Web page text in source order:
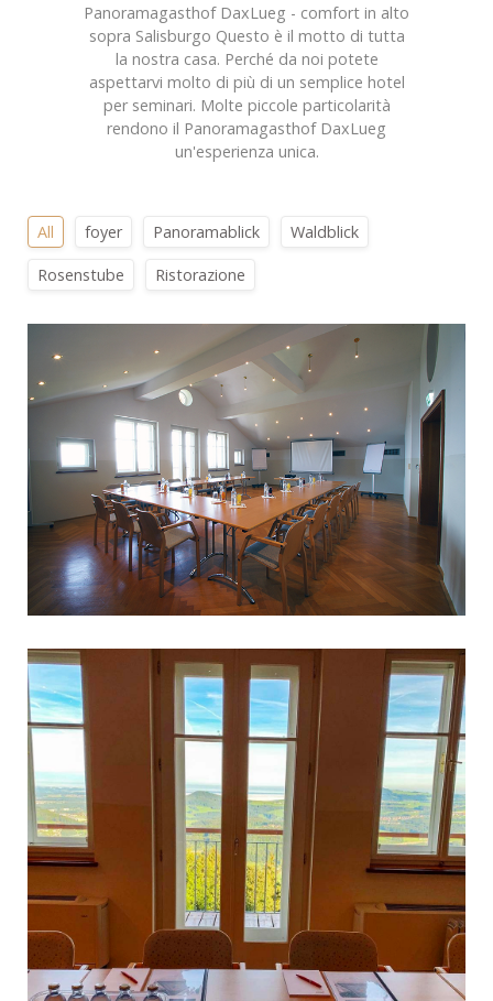
Panoramagasthof DaxLueg - comfort in alto
sopra Salisburgo Questo è il motto di tutta
la nostra casa. Perché da noi potete
aspettarvi molto di più di un semplice hotel
per seminari. Molte piccole particolarità
rendono il Panoramagasthof DaxLueg
un'esperienza unica.
All foyer Panoramablick Waldblick
Rosenstube Ristorazione